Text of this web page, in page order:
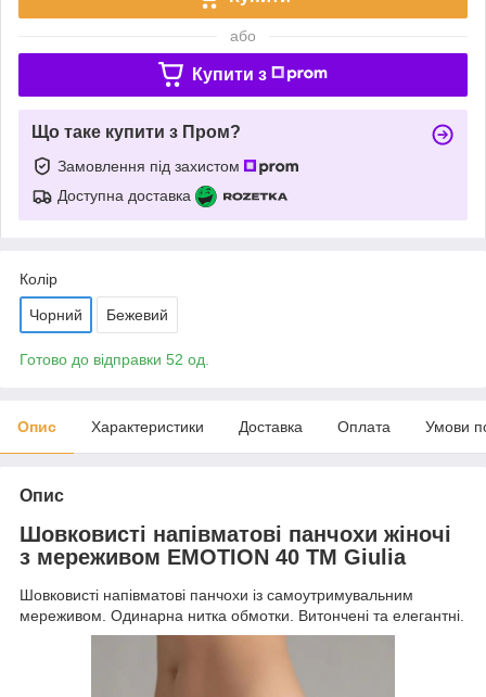
або
Купити з
Що таке купити з Пром?
Замовлення під захистом
Доступна доставка
Колір
Чорний Бежевий
Готово до відправки 52 од.
Опис Характеристики Доставка Оплата Умови
Опис
Шовковисті напівматові панчохи жіночі
з мереживом EMOTION 40 ТМ Giulia
Шовковисті напівматові панчохи із самоутримувальним
мереживом. Одинарна нитка обмотки. Витончені та елегантні.